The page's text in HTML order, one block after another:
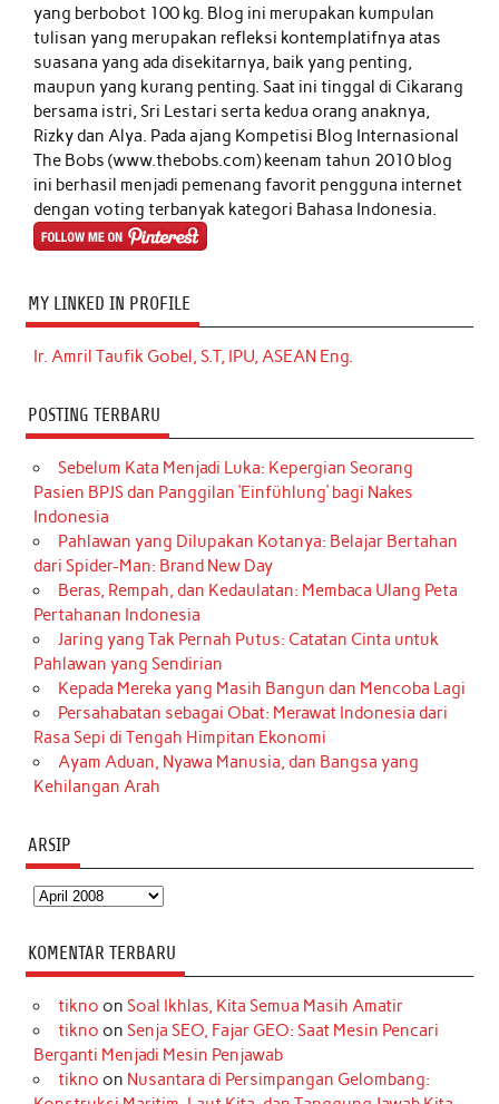
yang berbobot 100 kg. Blog ini merupakan kumpulan
tulisan yang merupakan refleksi kontemplatifnya atas
suasana yang ada disekitarnya, baik yang penting,
maupun yang kurang penting. Saat ini tinggal di Cikarang
bersama istri, Sri Lestari serta kedua orang anaknya,
Rizky dan Alya. Pada ajang Kompetisi Blog Internasional
The Bobs (www.thebobs.com) keenam tahun 2010 blog
ini berhasil menjadi pemenang favorit pengguna internet
dengan voting terbanyak kategori Bahasa Indonesia.
MY LINKED IN PROFILE
Ir. Amril Taufik Gobel, S.T, IPU, ASEAN Eng.
POSTING TERBARU
Sebelum Kata Menjadi Luka: Kepergian Seorang
Pasien BPJS dan Panggilan ‘Einfühlung’ bagi Nakes
Indonesia
Pahlawan yang Dilupakan Kotanya: Belajar Bertahan
dari Spider-Man: Brand New Day
Beras, Rempah, dan Kedaulatan: Membaca Ulang Peta
Pertahanan Indonesia
Jaring yang Tak Pernah Putus: Catatan Cinta untuk
Pahlawan yang Sendirian
Kepada Mereka yang Masih Bangun dan Mencoba Lagi
Persahabatan sebagai Obat: Merawat Indonesia dari
Rasa Sepi di Tengah Himpitan Ekonomi
Ayam Aduan, Nyawa Manusia, dan Bangsa yang
Kehilangan Arah
ARSIP
Arsip
KOMENTAR TERBARU
tikno on Soal Ikhlas, Kita Semua Masih Amatir
tikno on Senja SEO, Fajar GEO: Saat Mesin Pencari
Berganti Menjadi Mesin Penjawab
tikno on Nusantara di Persimpangan Gelombang: